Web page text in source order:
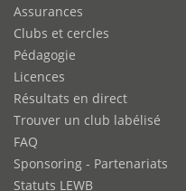
Assurances
Clubs et cercles
Pédagogie
Licences
Résultats en direct
Trouver un club labélisé
FAQ
Sponsoring - Partenariats
Statuts LEWB